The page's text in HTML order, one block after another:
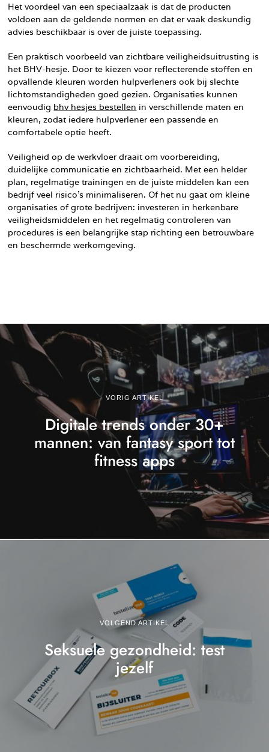
Het voordeel van een speciaalzaak is dat de producten
voldoen aan de geldende normen en dat er vaak deskundig
advies beschikbaar is over de juiste toepassing.
Een praktisch voorbeeld van zichtbare veiligheidsuitrusting is
het BHV-hesje. Door te kiezen voor reflecterende stoffen en
opvallende kleuren worden hulpverleners ook bij slechte
lichtomstandigheden goed gezien. Organisaties kunnen
eenvoudig bhv hesjes bestellen in verschillende maten en
kleuren, zodat iedere hulpverlener een passende en
comfortabele optie heeft.
Veiligheid op de werkvloer draait om voorbereiding,
duidelijke communicatie en zichtbaarheid. Met een helder
plan, regelmatige trainingen en de juiste middelen kan een
bedrijf veel risico’s minimaliseren. Of het nu gaat om kleine
organisaties of grote bedrijven: investeren in herkenbare
veiligheidsmiddelen en het regelmatig controleren van
procedures is een belangrijke stap richting een betrouwbare
en beschermde werkomgeving.
VORIG ARTIKEL
Digitale trends onder 30+
mannen: van fantasy sport tot
fitness apps
VOLGEND ARTIKEL
Seksuele gezondheid: test
jezelf